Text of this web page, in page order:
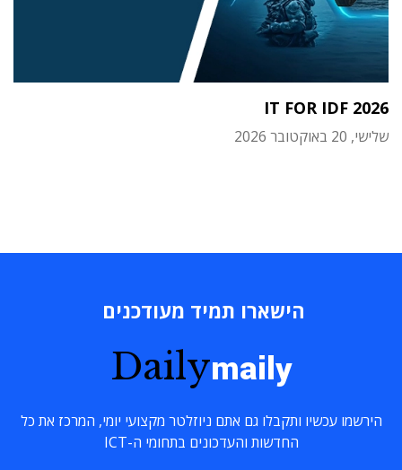
IT FOR IDF 2026
שלישי, 20 באוקטובר 2026
הישארו תמיד מעודכנים
Dailymaily
הירשמו עכשיו ותקבלו גם אתם ניוזלטר מקצועי יומי, המרכז את כל
החדשות והעדכונים בתחומי ה-ICT